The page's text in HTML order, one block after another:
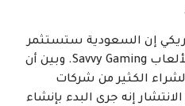
إن السعودية ستستثمر
37.8 مليار دولار في مجموعة الألعاب Savvy Gaming. وبين أن
الكثير من شركات
إنه جرى البدء بإنشاء